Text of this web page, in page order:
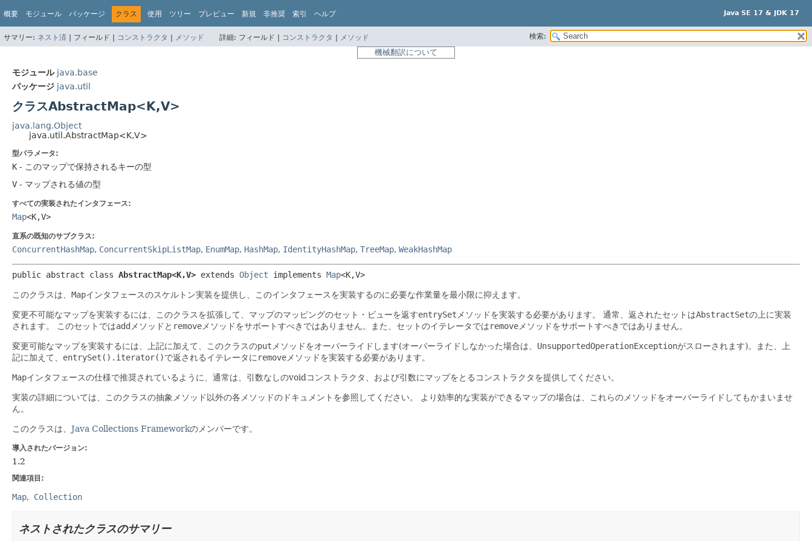
Java SE 17 & JDK 17
概要 モジュール パッケージ クラス 使用 ツリー プレビュー 新規 非推奨 索引 ヘルプ
サマリー: ネスト済 | フィールド | コンストラクタ | メソッド 詳細: フィールド | コンストラクタ | メソッド 検索:
機械翻訳について
モジュール java.base
パッケージ java.util
クラスAbstractMap<K,V>
java.lang.Object
java.util.AbstractMap<K,V>
型パラメータ:
K - このマップで保持されるキーの型
V - マップされる値の型
すべての実装されたインタフェース:
Map<K,V>
直系の既知のサブクラス:
ConcurrentHashMap, ConcurrentSkipListMap, EnumMap, HashMap, IdentityHashMap, TreeMap, WeakHashMap
public abstract class AbstractMap<K,V> extends Object implements Map<K,V>
このクラスは、 Mapインタフェースのスケルトン実装を提供し、このインタフェースを実装するのに必要な作業量を最小限に抑えます。
変更不可能なマップを実装するには、このクラスを拡張して、マップのマッピングのセット・ビューを返すentrySet メソッドを実装する必要があります。 通常、返されたセットはAbstractSetの上に実装
されます。
このセットではadd メソッドと remove メソッドをサポートすべきではありません。また、セットのイテレータではremove メソッドをサポートすべきではありません。
変更可能なマップを実装するには、上記に加えて、このクラスのput メソッドをオーバーライドします(オーバーライドしなかった場合は、 UnsupportedOperationExceptionがスローされます)。また、上
記に加えて、 entrySet().iterator()で返されるイテレータに remove メソッドを実装する必要があります。
Mapインタフェースの仕様で推奨されているように、通常は、引数なしのvoidコンストラクタ、および引数にマップをとるコンストラクタを提供してください。
実装の詳細については、このクラスの抽象メソッド以外の各メソッドのドキュメントを参照してください。
より効率的な実装ができるマップの場合は、これらのメソッドをオーバーライドしてもかまいませ
ん。
このクラスは、 Java Collections Frameworkのメンバーです。
導入されたバージョン:
1.2
関連項目:
Map Collection
ネストされたクラスのサマリー